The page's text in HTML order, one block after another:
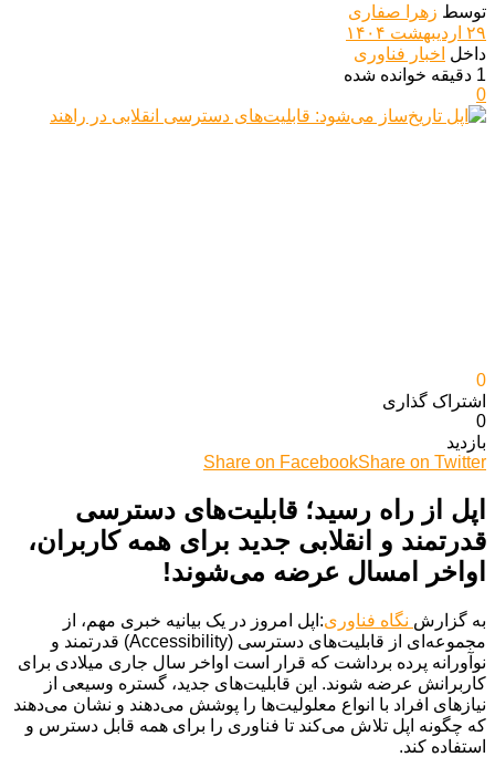
توسط زهرا صفاری
۲۹ اردیبهشت ۱۴۰۴
داخل اخبار فناوری
1 دقیقه خوانده شده
0
0
اشتراک گذاری‌
0
بازدید
Share on FacebookShare on Twitter
اپل از راه رسید؛ قابلیت‌های دسترسی
قدرتمند و انقلابی جدید برای همه کاربران،
اواخر امسال عرضه می‌شوند!
به گزارش نگاه فناوری:اپل امروز در یک بیانیه خبری مهم، از
مجموعه‌ای از قابلیت‌های دسترسی (Accessibility) قدرتمند و
نوآورانه پرده برداشت که قرار است اواخر سال جاری میلادی برای
کاربرانش عرضه شوند. این قابلیت‌های جدید، گستره وسیعی از
نیازهای افراد با انواع معلولیت‌ها را پوشش می‌دهند و نشان می‌دهند
که چگونه اپل تلاش می‌کند تا فناوری را برای همه قابل دسترس و
استفاده کند.